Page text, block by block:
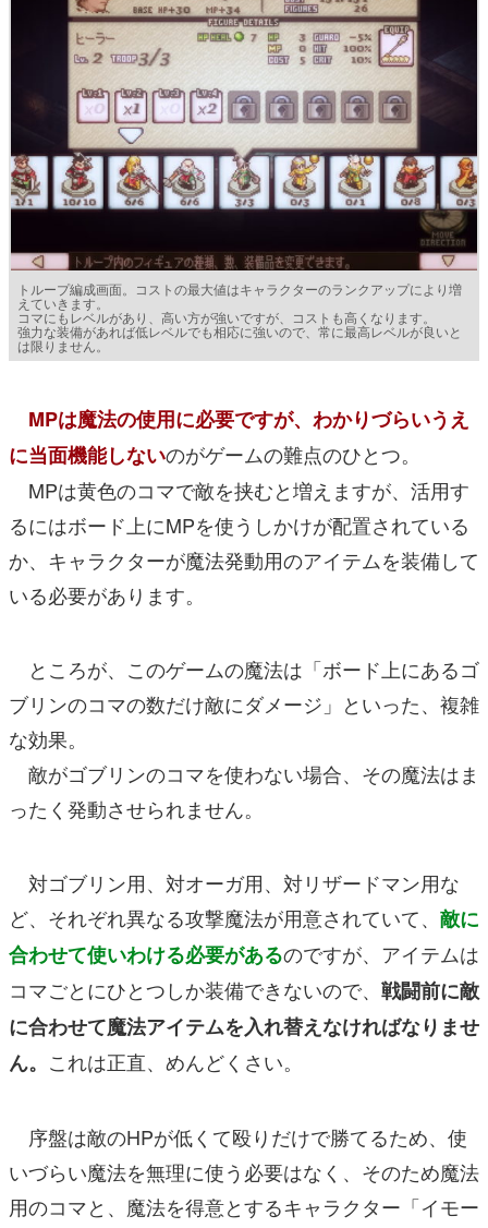
トループ編成画面。コストの最大値はキャラクターのランクアップにより増
えていきます。
コマにもレベルがあり、高い方が強いですが、コストも高くなります。
強力な装備があれば低レベルでも相応に強いので、常に最高レベルが良いと
は限りません。
MPは魔法の使用に必要ですが、わかりづらいうえ
に当面機能しないのがゲームの難点のひとつ。
MPは黄色のコマで敵を挟むと増えますが、活用す
るにはボード上にMPを使うしかけが配置されている
か、キャラクターが魔法発動用のアイテムを装備して
いる必要があります。
ところが、このゲームの魔法は「ボード上にあるゴ
ブリンのコマの数だけ敵にダメージ」といった、複雑
な効果。
敵がゴブリンのコマを使わない場合、その魔法はま
ったく発動させられません。
対ゴブリン用、対オーガ用、対リザードマン用な
ど、それぞれ異なる攻撃魔法が用意されていて、 敵に
合わせて使いわける必要があるのですが、アイテムは
コマごとにひとつしか装備できないので、 戦闘前に敵
に合わせて魔法アイテムを入れ替えなければなりませ
ん。 これは正直、めんどくさい。
序盤は敵のHPが低くて殴りだけで勝てるため、使
いづらい魔法を無理に使う必要はなく、そのため魔法
用のコマと、魔法を得意とするキャラクター「イモー